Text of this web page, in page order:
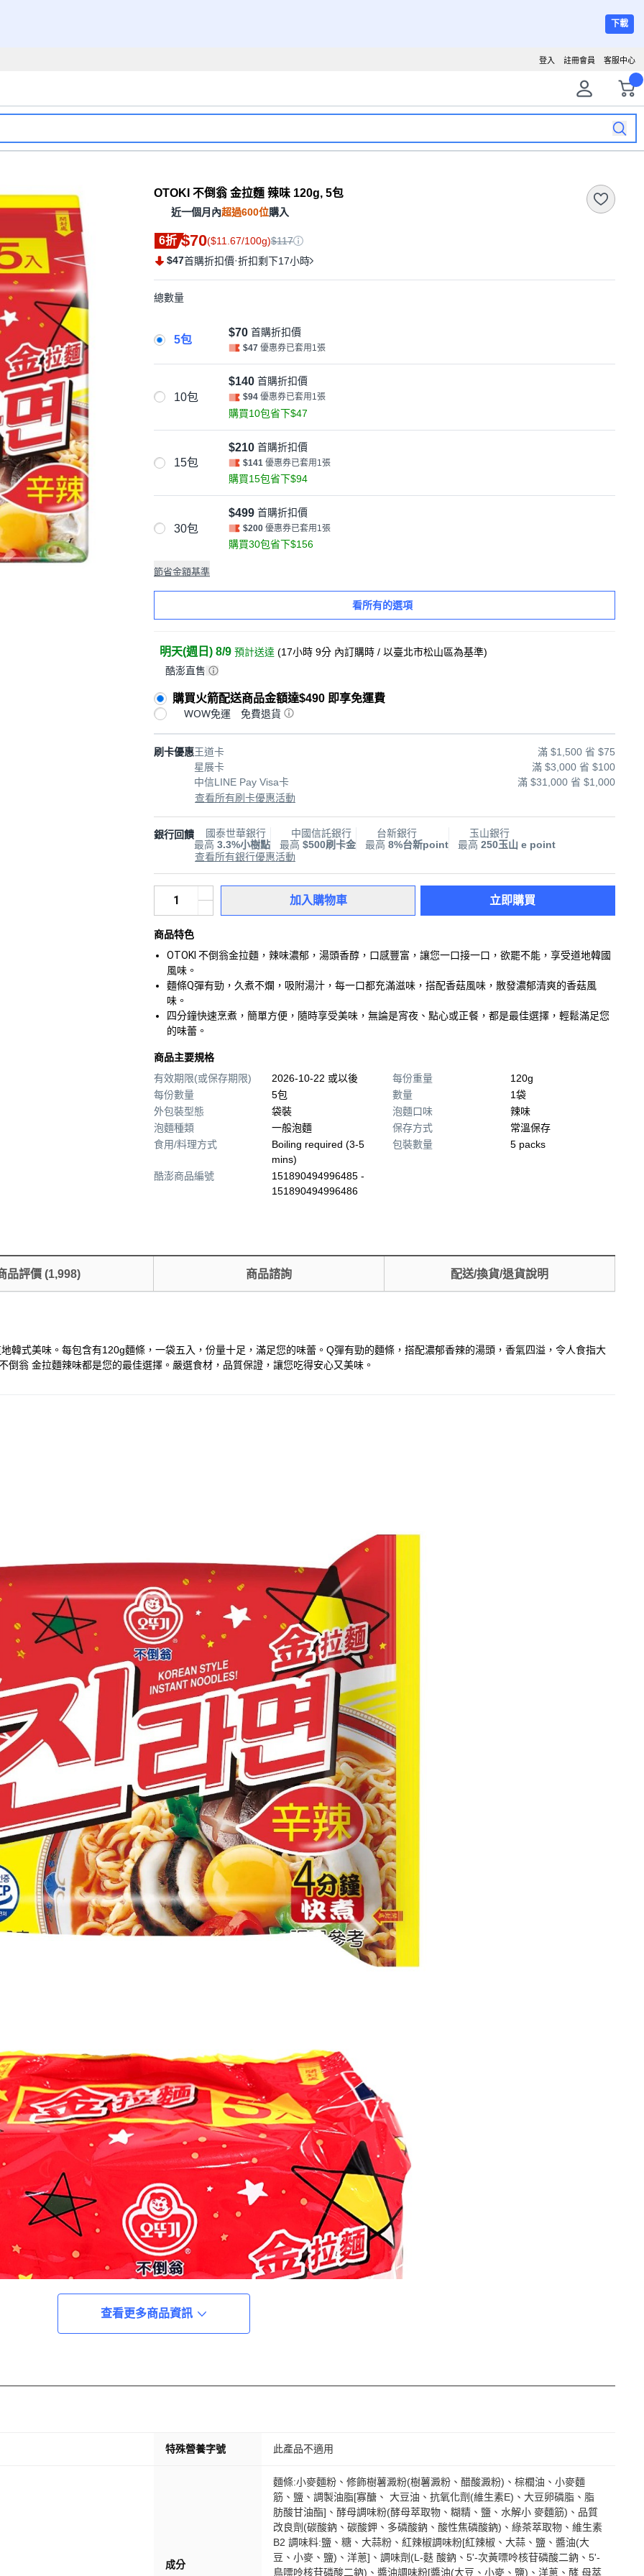
下載
客服中心
註冊會員
登入
OTOKI 不倒翁 金拉麵 辣味 120g, 5包
近一個月內超過600位購入
6折 $70($11.67/100g)$117
$47首購折扣價·折扣剩下17小時
總數量
5包
$70 首購折扣價
$47 優惠券已套用1張
10包
$140 首購折扣價
$94 優惠券已套用1張
購買10包省下$47
15包
$210 首購折扣價
$141 優惠券已套用1張
購買15包省下$94
30包
$499 首購折扣價
$200 優惠券已套用1張
購買30包省下$156
節省金額基準
看所有的選項
明天(週日) 8/9 預計送達 (17小時 9分 內訂購時 / 以臺北市松山區為基準)
酷澎直售
購買火箭配送商品金額達$490 即享免運費
WOW免運 免費退貨
刷卡優惠王道卡
滿 $1,500 省 $75
星展卡
滿 $3,000 省 $100
中信LINE Pay Visa卡
滿 $31,000 省 $1,000
查看所有刷卡優惠活動
銀行回饋
國泰世華銀行
最高 3.3%小樹點
中國信託銀行
最高 $500刷卡金
台新銀行
最高 8%台新point
玉山銀行
最高 250玉山 e point
查看所有銀行優惠活動
加入購物車 立即購買
商品特色
OTOKI 不倒翁金拉麵，辣味濃郁，湯頭香醇，口感豐富，讓您一口接一口，欲罷不能，享受道地韓國
風味。
麵條Q彈有勁，久煮不爛，吸附湯汁，每一口都充滿滋味，搭配香菇風味，散發濃郁清爽的香菇風
味。
四分鐘快速烹煮，簡單方便，隨時享受美味，無論是宵夜、點心或正餐，都是最佳選擇，輕鬆滿足您
的味蕾。
商品主要規格
有效期限(或保存期限)
2026-10-22 或以後
每份數量
5包
外包裝型態
袋裝
泡麵種類
一般泡麵
食用/料理方式
Boiling required (3-5
mins)
酷澎商品編號
151890494996485 -
151890494996486
每份重量
120g
數量
1袋
泡麵口味
辣味
保存方式
常溫保存
包裝數量
5 packs
品評價 (1,998) 商品諮詢 配送/換貨/退貨說明
韓式美味。每包含有120g麵條，一袋五入，份量十足，滿足您的味蕾。Q彈有勁的麵條，搭配濃郁香辣的湯頭，香氣四溢，令人食指大
翁 金拉麵辣味都是您的最佳選擇。嚴選食材，品質保證，讓您吃得安心又美味。
查看更多商品資訊
特殊營養字號 此產品不適用
成分
麵條:小麥麵粉、修飾樹薯澱粉(樹薯澱粉、醋酸澱粉)、棕櫚油、小麥麵
筋、鹽、調製油脂[寡醣、 大豆油、抗氧化劑(維生素E)、大豆卵磷脂、脂
肪酸甘油酯]、酵母調味粉(酵母萃取物、糊精、鹽、水解小 麥麵筋)、品質
改良劑(碳酸鈉、碳酸鉀、多磷酸鈉、酸性焦磷酸鈉)、綠茶萃取物、維生素
B2 調味料:鹽、糖、大蒜粉、紅辣椒調味粉[紅辣椒、大蒜、鹽、醬油(大
豆、小麥、鹽)、洋蔥]、調味劑(L-麩 酸鈉、5'-次黃嘌呤核苷磷酸二鈉、5'-
鳥嘌呤核苷磷酸二鈉)、醬油調味粉[醬油(大豆、小麥、鹽)、洋蔥、酵 母萃